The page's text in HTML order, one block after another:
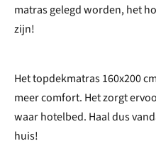
matras gelegd worden, het
zijn!
Het topdekmatras 160x200
meer comfort. Het zorgt
waar hotelbed. Haal dus
huis!